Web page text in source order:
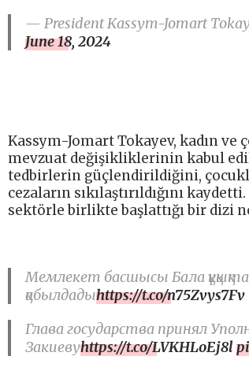
— President Kassym-Jomart
June 18, 2024
Kassym-Jomart Tokayev, kadın
mevzuat değişikliklerinin kabul
tedbirlerin güçlendirildiğini,
cezaların sıkılaştırıldığını
sektörle birlikte başlattığı bir dizi
Мемлекет басшысы Бала
қабылдадыhttps://t.co/n75Zvys7Fv
Глава государства принял
Закиевуhttps://t.co/LVKHLoEj8l